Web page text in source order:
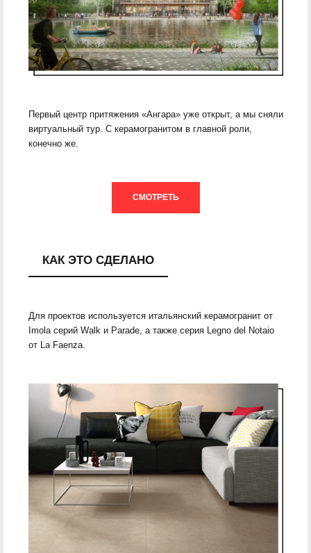
Первый центр притяжения «Ангара» уже открыт, а мы сняли
виртуальный тур. С керамогранитом в главной роли,
конечно же.
СМОТРЕТЬ
КАК ЭТО СДЕЛАНО
Для проектов используется итальянский керамогранит от
Imola серий Walk и Parade, а также серия Legno del Notaio
от La Faenza.